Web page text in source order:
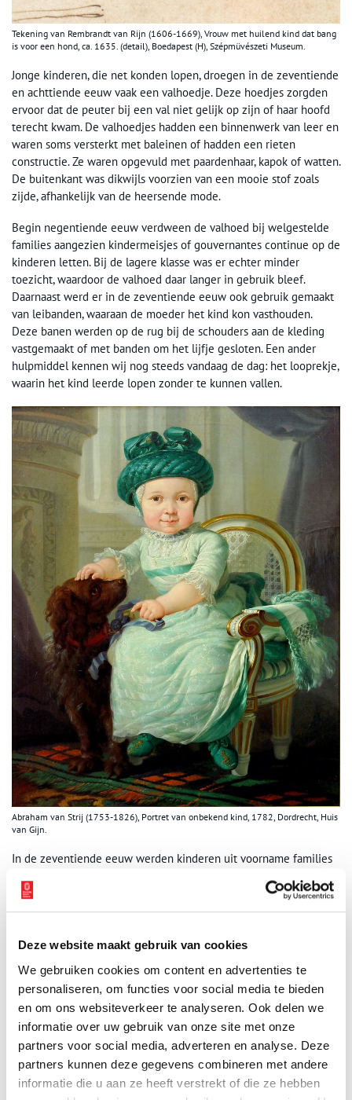
Deze website maakt gebruik van cookies
We gebruiken cookies om content en advertenties te
personaliseren, om functies voor social media te bieden
en om ons websiteverkeer te analyseren. Ook delen we
informatie over uw gebruik van onze site met onze
partners voor social media, adverteren en analyse. Deze
partners kunnen deze gegevens combineren met andere
informatie die u aan ze heeft verstrekt of die ze hebben
Tekening van Rembrandt van Rijn (1606-1669), Vrouw met huilend kind dat bang
is voor een hond, ca. 1635. (detail), Boedapest (H), Szépmüvészeti Museum.
Jonge kinderen, die net konden lopen, droegen in de zeventiende
en achttiende eeuw vaak een valhoedje. Deze hoedjes zorgden
ervoor dat de peuter bij een val niet gelijk op zijn of haar hoofd
terecht kwam. De valhoedjes hadden een binnenwerk van leer en
waren soms versterkt met baleinen of hadden een rieten
constructie. Ze waren opgevuld met paardenhaar, kapok of watten.
De buitenkant was dikwijls voorzien van een mooie stof zoals
zijde, afhankelijk van de heersende mode.
Begin negentiende eeuw verdween de valhoed bij welgestelde
families aangezien kindermeisjes of gouvernantes continue op de
kinderen letten. Bij de lagere klasse was er echter minder
toezicht, waardoor de valhoed daar langer in gebruik bleef.
Daarnaast werd er in de zeventiende eeuw ook gebruik gemaakt
van leibanden, waaraan de moeder het kind kon vasthouden.
Deze banen werden op de rug bij de schouders aan de kleding
vastgemaakt of met banden om het lijfje gesloten. Een ander
hulpmiddel kennen wij nog steeds vandaag de dag: het looprekje,
waarin het kind leerde lopen zonder te kunnen vallen.
Abraham van Strij (1753-1826), Portret van onbekend kind, 1782, Dordrecht, Huis
van Gijn.
In de zeventiende eeuw werden kinderen uit voorname families
klassieke oudheid. Een mooi voorbeeld hiervan is het jongetje
met een vink aan een lint, afgebeeld op het schilderij van
en rood. Anders dan wij tegenwoordig gewend zijn werden roze
en rood gezien als jongenskleuren. Het waren sterke kleuren die
geassocieerd werden met mannelijkheid.
Blauw werd gezien als een zachte liefelijke en vrouwelijke kleur
die beter bij meisjes paste. Pas vanaf 1940 werd het gebruikelijk
om jongens in blauw en meisjes in roze te kleden. De redenen
waarom dit gebruik dan in zwang komt zijn onduidelijk. De
geschiedenis wijst dus uit dat ons contemporaine beeld van